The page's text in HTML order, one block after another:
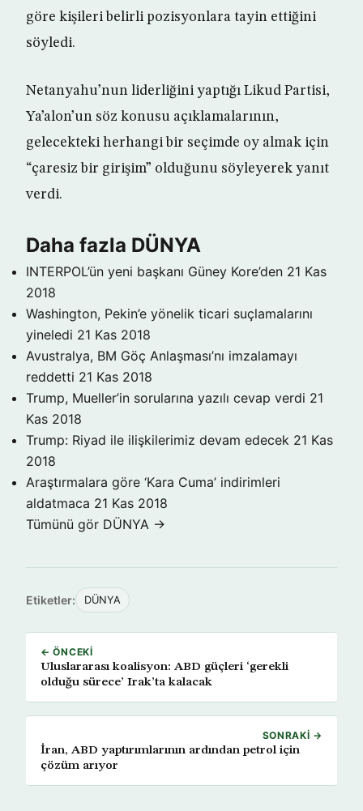
göre kişileri belirli pozisyonlara tayin ettiğini
söyledi.
Netanyahu’nun liderliğini yaptığı Likud Partisi,
Ya’alon’un söz konusu açıklamalarının,
gelecekteki herhangi bir seçimde oy almak için
“çaresiz bir girişim” olduğunu söyleyerek yanıt
verdi.
Daha fazla DÜNYA
INTERPOL’ün yeni başkanı Güney Kore’den 21 Kas
2018
Washington, Pekin’e yönelik ticari suçlamalarını
yineledi 21 Kas 2018
Avustralya, BM Göç Anlaşması’nı imzalamayı
reddetti 21 Kas 2018
Trump, Mueller’in sorularına yazılı cevap verdi 21
Kas 2018
Trump: Riyad ile ilişkilerimiz devam edecek 21 Kas
2018
Araştırmalara göre ‘Kara Cuma’ indirimleri
aldatmaca 21 Kas 2018
Tümünü gör DÜNYA →
Etiketler: DÜNYA
← ÖNCEKI
Uluslararası koalisyon: ABD güçleri ‘gerekli
olduğu sürece’ Irak’ta kalacak
SONRAKI →
İran, ABD yaptırımlarının ardından petrol için
çözüm arıyor